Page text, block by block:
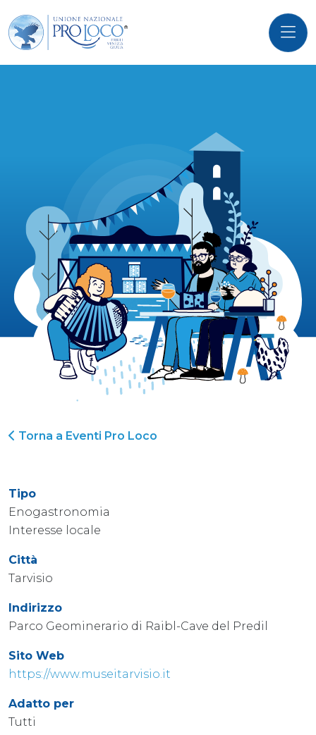
Torna a Eventi Pro Loco
Tipo
Enogastronomia
Interesse locale
Città
Tarvisio
Indirizzo
Parco Geominerario di Raibl-Cave del Predil
Sito Web
https://www.museitarvisio.it
Adatto per
Tutti